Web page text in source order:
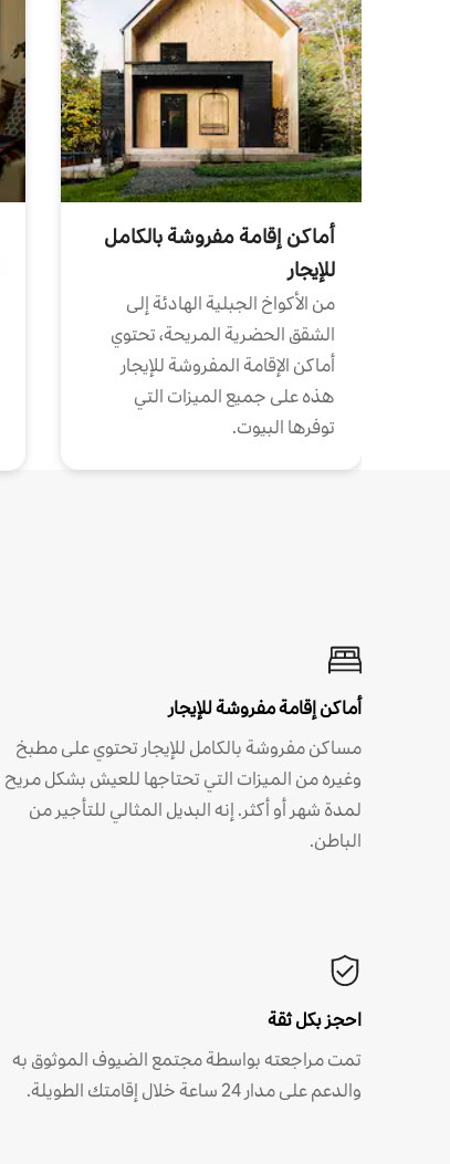
أماكن إقامة مفروشة بالكامل
للإيجار
من الأكواخ الجبلية الهادئة إلى
الشقق الحضرية المريحة، تحتوي
أماكن الإقامة المفروشة للإيجار
هذه على جميع الميزات التي
توفرها البيوت.
أماكن إقامة مفروشة للإيجار
مساكن مفروشة بالكامل للإيجار تحتوي على مطبخ
وغيره من الميزات التي تحتاجها للعيش بشكل مريح
لمدة شهر أو أكثر. إنه البديل المثالي للتأجير من
الباطن.
احجز بكل ثقة
تمت مراجعته بواسطة مجتمع الضيوف الموثوق به
والدعم على مدار 24 ساعة خلال إقامتك الطويلة.